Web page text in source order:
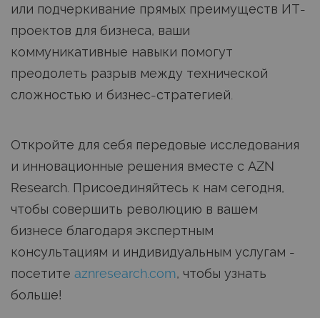
или подчеркивание прямых преимуществ ИТ-
проектов для бизнеса, ваши
коммуникативные навыки помогут
преодолеть разрыв между технической
сложностью и бизнес-стратегией.
Откройте для себя передовые исследования
и инновационные решения вместе с AZN
Research. Присоединяйтесь к нам сегодня,
чтобы совершить революцию в вашем
бизнесе благодаря экспертным
консультациям и индивидуальным услугам -
посетите aznresearch.com, чтобы узнать
больше!